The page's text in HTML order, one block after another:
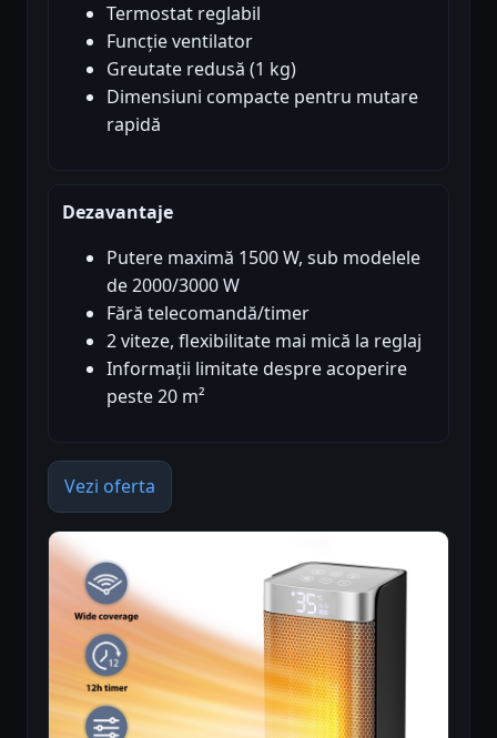
Termostat reglabil
Funcție ventilator
Greutate redusă (1 kg)
Dimensiuni compacte pentru mutare
rapidă
Dezavantaje
Putere maximă 1500 W, sub modelele
de 2000/3000 W
Fără telecomandă/timer
2 viteze, flexibilitate mai mică la reglaj
Informații limitate despre acoperire
peste 20 m²
Vezi oferta